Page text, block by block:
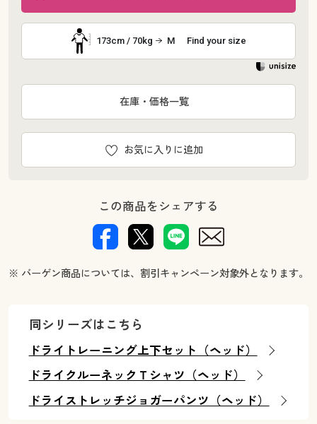
173cm / 70kg M Find your size
お気に入りに追加
在庫・価格一覧
この商品をシェアする
※ バーゲン商品については、割引キャンペーン対象外となります。
同シリーズはこちら
ドライトレーニング上下セット（ヘッド）
ドライクルーネックＴシャツ（ヘッド）
ドライストレッチジョガーパンツ（ヘッド）